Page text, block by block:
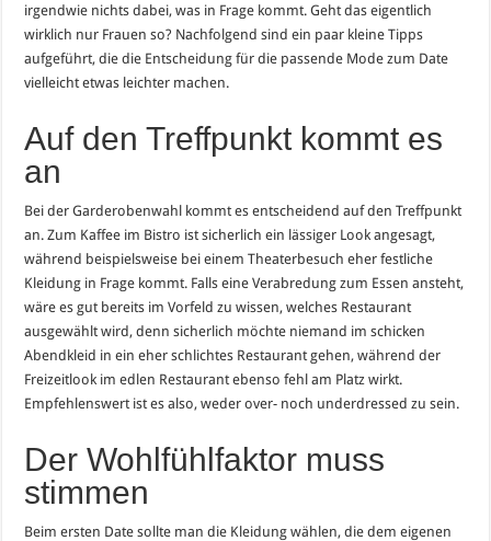
irgendwie nichts dabei, was in Frage kommt. Geht das eigentlich
wirklich nur Frauen so? Nachfolgend sind ein paar kleine Tipps
aufgeführt, die die Entscheidung für die passende Mode zum Date
vielleicht etwas leichter machen.
Auf den Treffpunkt kommt es
an
Bei der Garderobenwahl kommt es entscheidend auf den Treffpunkt
an. Zum Kaffee im Bistro ist sicherlich ein lässiger Look angesagt,
während beispielsweise bei einem Theaterbesuch eher festliche
Kleidung in Frage kommt. Falls eine Verabredung zum Essen ansteht,
wäre es gut bereits im Vorfeld zu wissen, welches Restaurant
ausgewählt wird, denn sicherlich möchte niemand im schicken
Abendkleid in ein eher schlichtes Restaurant gehen, während der
Freizeitlook im edlen Restaurant ebenso fehl am Platz wirkt.
Empfehlenswert ist es also, weder over- noch underdressed zu sein.
Der Wohlfühlfaktor muss
stimmen
Beim ersten Date sollte man die Kleidung wählen, die dem eigenen